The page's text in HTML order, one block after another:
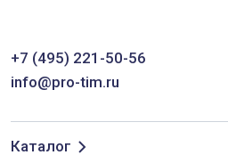
+7 (495) 221-50-56
info@pro-tim.ru
Каталог